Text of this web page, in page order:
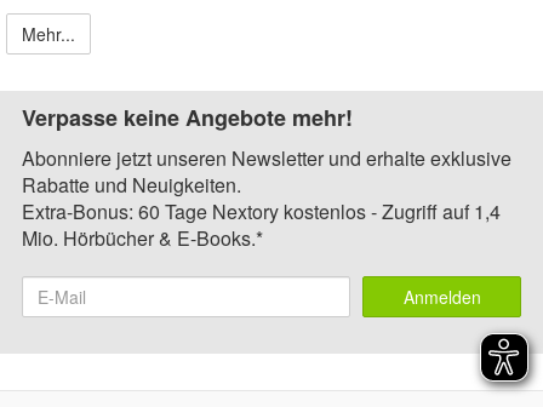
Mehr...
Verpasse keine Angebote mehr!
Abonniere jetzt unseren Newsletter und erhalte exklusive
Rabatte und Neuigkeiten.
Extra-Bonus: 60 Tage Nextory kostenlos - Zugriff auf 1,4
Mio. Hörbücher & E-Books.*
Anmelden